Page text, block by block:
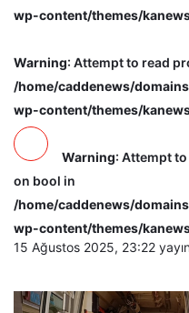
wp-content/themes/
Warning: Attempt to read
/home/caddenews/
wp-content/themes/
Warning: Attempt
on bool in
/home/caddenews/
wp-content/themes/
15 Ağustos 2025, 23:22